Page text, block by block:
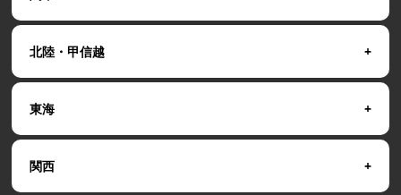
北陸・甲信越
東海
関西